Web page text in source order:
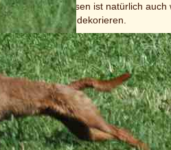
(2x pieksen ist natürlich
umzudekorieren.
nichts ist vor den kleinen
werden in die verschiedensten
sie den Pappkarton endlich
und die Minis haben nun eine Box
um ein besonders tolles Spielzeug
und "Tante" spielend im